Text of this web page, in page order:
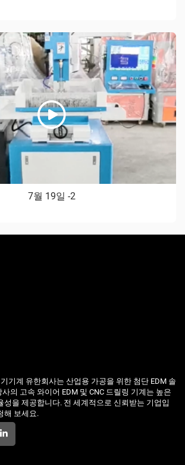
7월 19일 -2
기계 유한회사는 산업용 가공을 위한 첨단 EDM 솔
의 고속 와이어 EDM 및 CNC 드릴링 기계는 높은
성을 제공합니다. 전 세계적으로 신뢰받는 기업입
해 보세요.